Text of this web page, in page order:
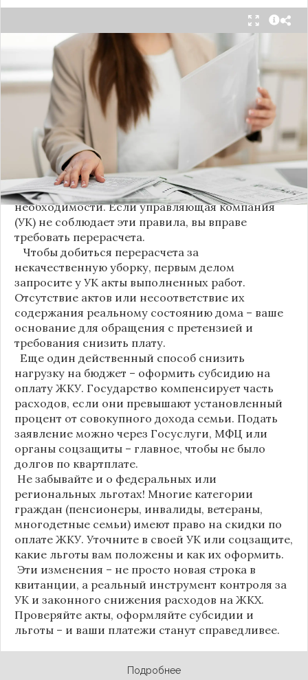
С 1 августа в квитанциях за жилищно-
коммунальные услуги введено важное
новшество. Как поясняет автор канала "ВЗО
ProДеньги", теперь уборка мест общего
пользования (МОП) выделена в отдельную
строку. Это дает жильцам четкое понимание, за
что именно они платят.
Новые нормы строго регламентируют частоту
уборки: мытье полов и лестниц должно
проводиться несколько раз в неделю, удаление
пыли – еженедельно, а уборка снега – по мере
необходимости. Если управляющая компания
(УК) не соблюдает эти правила, вы вправе
требовать перерасчета.
Чтобы добиться перерасчета за
некачественную уборку, первым делом
запросите у УК акты выполненных работ.
Отсутствие актов или несоответствие их
содержания реальному состоянию дома – ваше
основание для обращения с претензией и
требования снизить плату.
Еще один действенный способ снизить
нагрузку на бюджет – оформить субсидию на
оплату ЖКУ. Государство компенсирует часть
расходов, если они превышают установленный
процент от совокупного дохода семьи. Подать
заявление можно через Госуслуги, МФЦ или
органы соцзащиты – главное, чтобы не было
долгов по квартплате.
Не забывайте и о федеральных или
региональных льготах! Многие категории
граждан (пенсионеры, инвалиды, ветераны,
многодетные семьи) имеют право на скидки по
оплате ЖКУ. Уточните в своей УК или соцзащите,
какие льготы вам положены и как их оформить.
Эти изменения – не просто новая строка в
квитанции, а реальный инструмент контроля за
УК и законного снижения расходов на ЖКХ.
Проверяйте акты, оформляйте субсидии и
льготы – и ваши платежи станут справедливее.
Подробнее